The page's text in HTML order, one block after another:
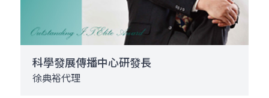
科學發展傳播中心研發長
徐典裕代理